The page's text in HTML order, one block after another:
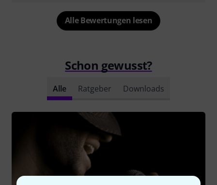
Alle Bewertungen lesen
Schon gewusst?
Alle Ratgeber Downloads